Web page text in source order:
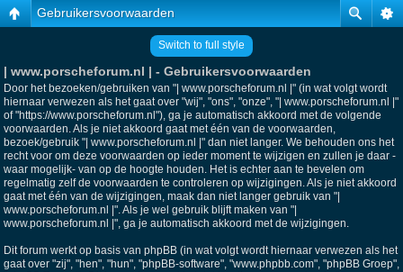
Gebruikersvoorwaarden
Switch to full style
| www.porscheforum.nl | - Gebruikersvoorwaarden
Door het bezoeken/gebruiken van "| www.porscheforum.nl |" (in wat volgt wordt
hiernaar verwezen als het gaat over "wij", "ons", "onze", "| www.porscheforum.nl |"
of "https://www.porscheforum.nl"), ga je automatisch akkoord met de volgende
voorwaarden. Als je niet akkoord gaat met één van de voorwaarden,
bezoek/gebruik "| www.porscheforum.nl |" dan niet langer. We behouden ons het
recht voor om deze voorwaarden op ieder moment te wijzigen en zullen je daar -
waar mogelijk- van op de hoogte houden. Het is echter aan te bevelen om
regelmatig zelf de voorwaarden te controleren op wijzigingen. Als je niet akkoord
gaat met één van de wijzigingen, maak dan niet langer gebruik van "|
www.porscheforum.nl |". Als je wel gebruik blijft maken van "|
www.porscheforum.nl |", ga je automatisch akkoord met de wijzigingen.
Dit forum werkt op basis van phpBB (in wat volgt wordt hiernaar verwezen als het
gaat over "zij", "hen", "hun", "phpBB-software", "www.phpbb.com", "phpBB Groep",